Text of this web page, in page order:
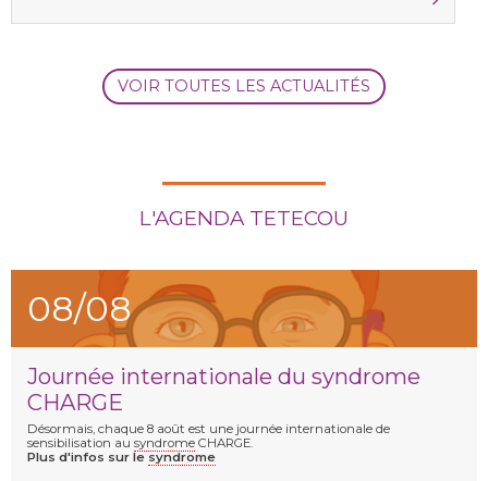
VOIR TOUTES LES ACTUALITÉS
L'AGENDA TETECOU
08/08
Journée internationale du syndrome
CHARGE
Désormais, chaque 8 août est une journée internationale de
sensibilisation au syndrome CHARGE.
Plus d'infos sur le syndrome